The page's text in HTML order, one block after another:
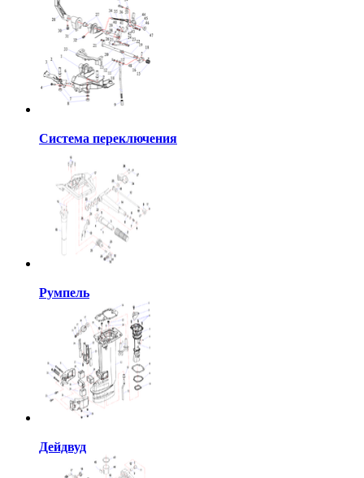
Система переключения
Румпель
Дейдвуд